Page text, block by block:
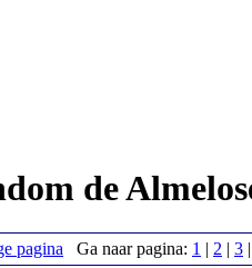
de
pagina Ga naar pagina: 1 | 2 | 3